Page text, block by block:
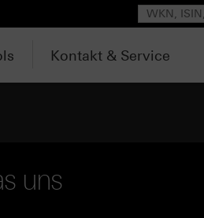
Suche
Kontakt & Service
uns